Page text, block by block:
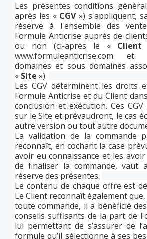
Les présentes conditions
après les « CGV») s'appliquent,
réserve à l'ensemble des
Formule Anticrise auprès de
ou non (ci-après le « Client
www.formuleanticrise.com et
domaines et sous domaines
« Site »).
Les CGV déterminent les droits
Formule Anticrise et du Client
conclusion et exécution. Ces CGV
sur le Site et prévaudront, le cas
autre version ou tout autre
La validation de la commande
reconnaît, en cochant la case
avoir eu connaissance et les avoir
de finaliser la commande, vaut
réserve des présentes.
Le contenu de chaque offre est
Le Client reconnaît également
toute commande, il a bénéficié
conseils suffisants de la part de
lui permettant de s’assurer de
formule qu’il sélectionne à ses